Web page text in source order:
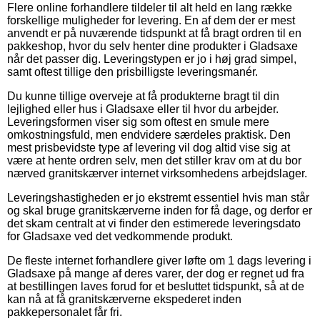
Flere online forhandlere tildeler til alt held en lang række
forskellige muligheder for levering. En af dem der er mest
anvendt er på nuværende tidspunkt at få bragt ordren til en
pakkeshop, hvor du selv henter dine produkter i Gladsaxe
når det passer dig. Leveringstypen er jo i høj grad simpel,
samt oftest tillige den prisbilligste leveringsmanér.
Du kunne tillige overveje at få produkterne bragt til din
lejlighed eller hus i Gladsaxe eller til hvor du arbejder.
Leveringsformen viser sig som oftest en smule mere
omkostningsfuld, men endvidere særdeles praktisk. Den
mest prisbevidste type af levering vil dog altid vise sig at
være at hente ordren selv, men det stiller krav om at du bor
nærved granitskærver internet virksomhedens arbejdslager.
Leveringshastigheden er jo ekstremt essentiel hvis man står
og skal bruge granitskærverne inden for få dage, og derfor er
det skam centralt at vi finder den estimerede leveringsdato
for Gladsaxe ved det vedkommende produkt.
De fleste internet forhandlere giver løfte om 1 dags levering i
Gladsaxe på mange af deres varer, der dog er regnet ud fra
at bestillingen laves forud for et besluttet tidspunkt, så at de
kan nå at få granitskærverne ekspederet inden
pakkepersonalet får fri.